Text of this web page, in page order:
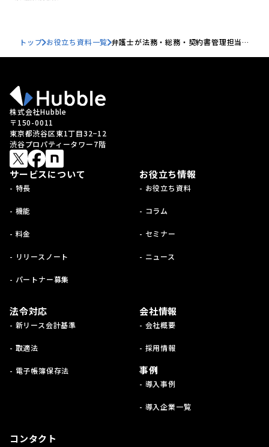
トップ お役立ち資料一覧 弁護士が法務・総務・契約書管理担当者
株式会社Hubble
〒150-0011
東京都渋谷区東1丁目32−12
渋谷プロパティータワー7階
サービスについて
- 特長
- 機能
- 料金
- リリースノート
- パートナー募集
お役立ち情報
- お役立ち資料
- コラム
- セミナー
- ニュース
法令対応
- 新リース会計基準
- 取適法
- 電子帳簿保存法
会社情報
- 会社概要
- 採用情報
事例
- 導入事例
- 導入企業一覧
コンタクト